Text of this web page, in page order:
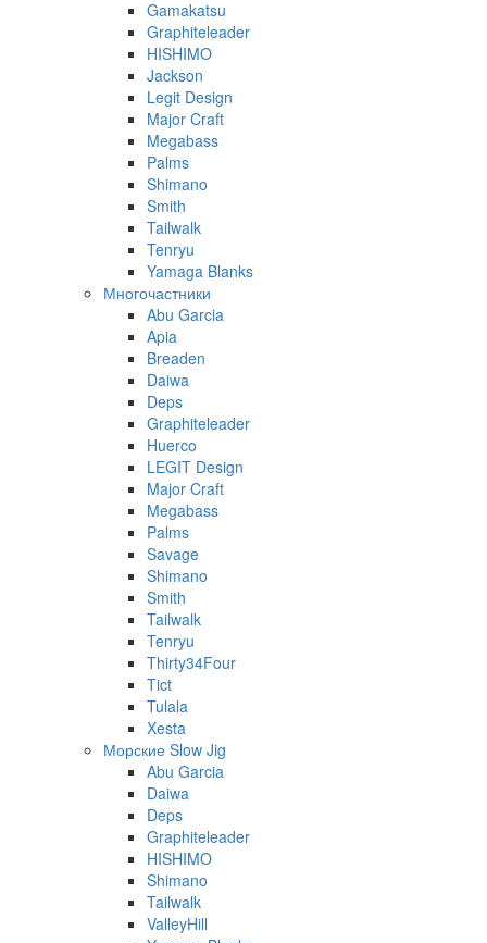
Gamakatsu
Graphiteleader
HISHIMO
Jackson
Legit Design
Major Craft
Megabass
Palms
Shimano
Smith
Tailwalk
Tenryu
Yamaga Blanks
Многочастники
Abu Garcia
Apia
Breaden
Daiwa
Deps
Graphiteleader
Huerco
LEGIT Design
Major Craft
Megabass
Palms
Savage
Shimano
Smith
Tailwalk
Tenryu
Thirty34Four
Tict
Tulala
Xesta
Морские Slow Jig
Abu Garcia
Daiwa
Deps
Graphiteleader
HISHIMO
Shimano
Tailwalk
ValleyHill